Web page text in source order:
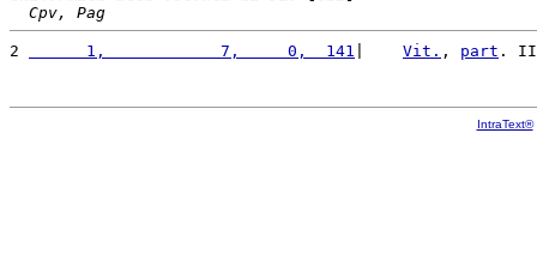
Cpv, Pag
2
      1,            7,     0,  141
Vit. , part .
IntraText®